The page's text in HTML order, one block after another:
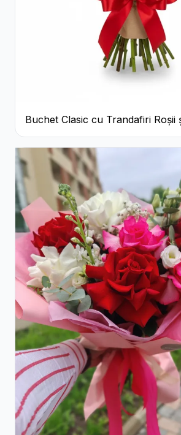
Buchet Clasic cu Trandafiri Roșii
Gypsophila